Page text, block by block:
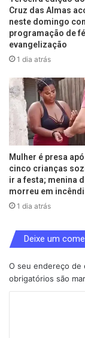
Cruz das Almas
neste domingo
programação de
evangelização
1 dia atrás
Mulher é presa
cinco crianças
ir a festa; menina
morreu em
1 dia atrás
Deixe um
O seu endereço de
obrigatórios são